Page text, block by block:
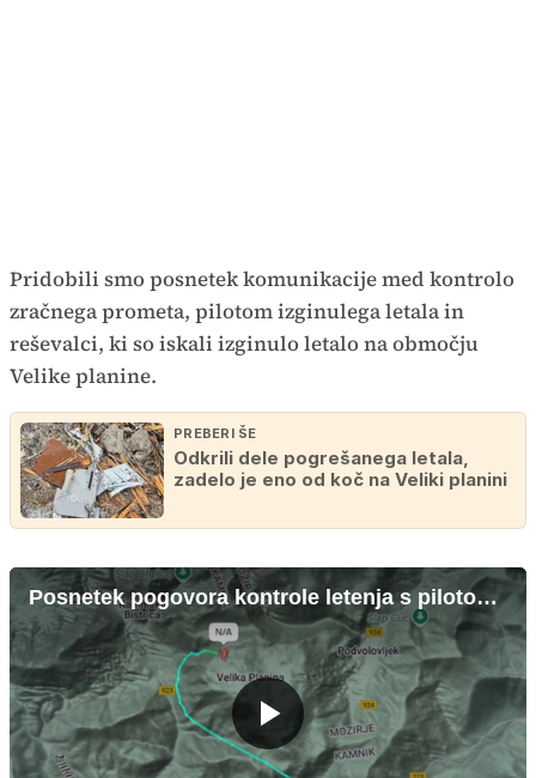
Pridobili smo posnetek komunikacije med kontrolo
zračnega prometa, pilotom izginulega letala in
reševalci, ki so iskali izginulo letalo na območju
Velike planine.
PREBERI ŠE
Odkrili dele pogrešanega letala,
zadelo je eno od koč na Veliki planini
Posnetek pogovora kontrole letenja s pilotom in reševalci